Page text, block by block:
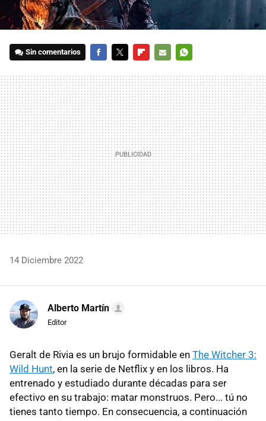
Sin comentarios
MAIL
14 Diciembre 2022
Alberto Martín
Editor
Geralt de Rivia es un brujo formidable en The Witcher 3:
Wild Hunt, en la serie de Netflix y en los libros. Ha
entrenado y estudiado durante décadas para ser
efectivo en su trabajo: matar monstruos. Pero... tú no
tienes tanto tiempo. En consecuencia, a continuación